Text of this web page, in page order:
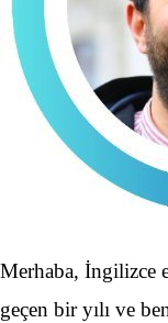
Merhaba, İngilizce
geçen bir yılı ve